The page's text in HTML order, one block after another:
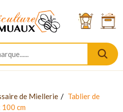
de Miellerie
Tablier de
cm